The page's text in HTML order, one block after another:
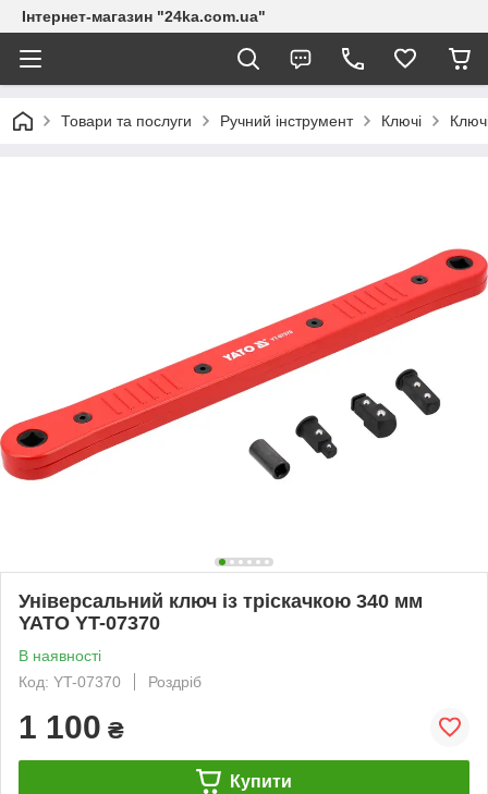
Інтернет-магазин "24ka.com.ua"
Товари та послуги Ручний інструмент Ключі
Універсальний ключ із тріскачкою 340 мм
YATO YT-07370
В наявності
Код: YT-07370
Роздріб
1 100 ₴
Купити